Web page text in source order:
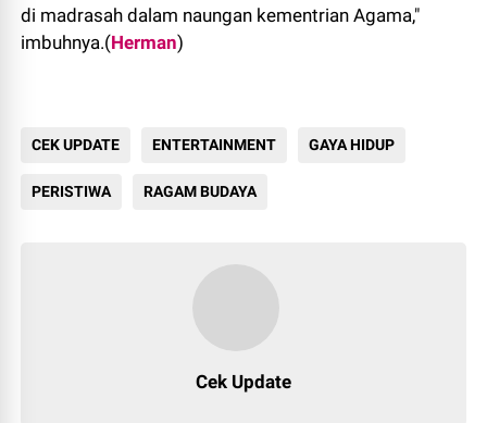
di madrasah dalam naungan kementrian Agama,"
imbuhnya.(Herman)
CEK UPDATE ENTERTAINMENT GAYA HIDUP
PERISTIWA RAGAM BUDAYA
Cek Update